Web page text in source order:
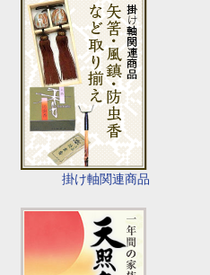
掛け軸関連商品